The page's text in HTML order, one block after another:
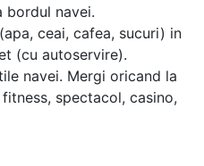
bordul navei.
ceai, cafea, sucuri) in
(cu autoservire).
navei. Mergi oricand la
spectacol, casino,